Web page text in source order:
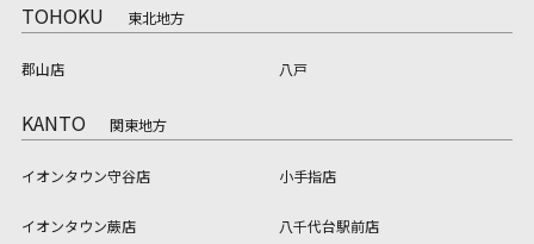
TOHOKU 東北地方
郡山店 八戸
KANTO 関東地方
イオンタウン守谷店 小手指店
イオンタウン蕨店 八千代台駅前店